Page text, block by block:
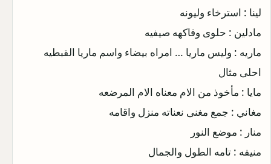
لينا : استرخاء وليونه
مادلين : حلوى وفاكهه صيفيه
ماريه : وليس ماريا … امراه بيضاء واسم ماريا القبطيه
احلى مثال
مايا : مأخوذ من الام معناه الام المرضعه
مغاني : جمع مغنى نعناته منزل واقامه
منار : موضع النور
منيفه : تامه الطول والجمال